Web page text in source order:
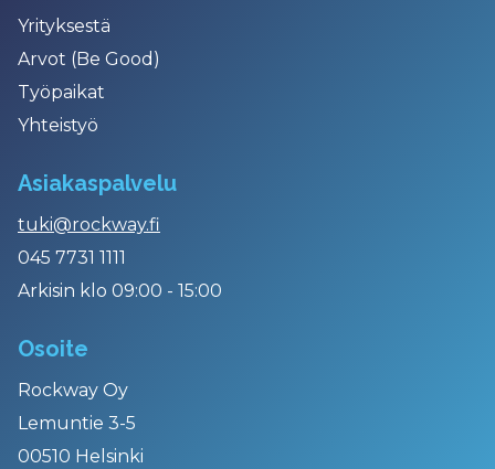
Yrityksestä
Arvot (Be Good)
Työpaikat
Yhteistyö
Asiakaspalvelu
tuki@rockway.fi
045 7731 1111
Arkisin klo 09:00 - 15:00
Osoite
Rockway Oy
Lemuntie 3-5
00510 Helsinki